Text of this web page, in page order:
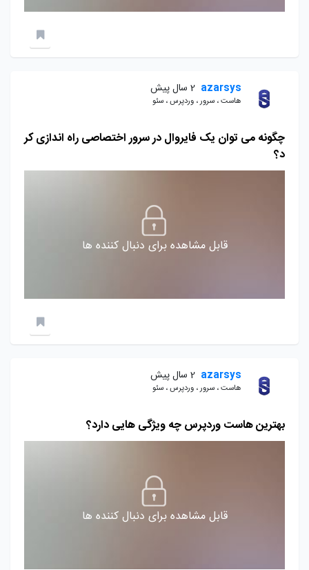
azarsys 2 سال پیش
هاست ، سرور ، وردپرس ، سئو
چگونه می توان یک فایروال در سرور اختصاصی راه اندازی کر
د؟
قابل مشاهده برای دنبال کننده ها
azarsys 2 سال پیش
هاست ، سرور ، وردپرس ، سئو
بهترین هاست وردپرس چه ویژگی هایی دارد؟
قابل مشاهده برای دنبال کننده ها